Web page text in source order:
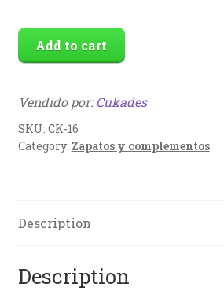
Add to cart
Vendido por:Cukades
SKU: CK-16
Category: Zapatos y complementos
Description
Description